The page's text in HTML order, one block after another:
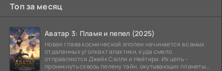
Топ за месяц
Аватар 3: Пламя и пепел (2025)
Новая глава космической эпопеи начинается в самых
отдаленных уголках галактики, куда смело
отправляются Джейк Салли и Нейтири. Их цель –
проникнуть сквозь пелену тайн, окутывающих планеты